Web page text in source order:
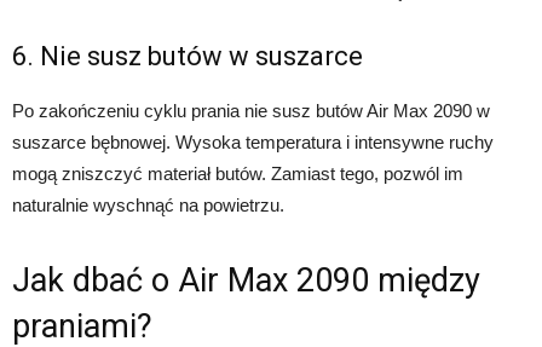
6. Nie susz butów w suszarce
Po zakończeniu cyklu prania nie susz butów Air Max 2090 w
suszarce bębnowej. Wysoka temperatura i intensywne ruchy
mogą zniszczyć materiał butów. Zamiast tego, pozwól im
naturalnie wyschnąć na powietrzu.
Jak dbać o Air Max 2090 między
praniami?